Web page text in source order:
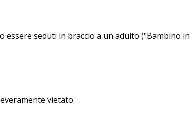
seduti in braccio a un adulto ("Bambino in
vietato.